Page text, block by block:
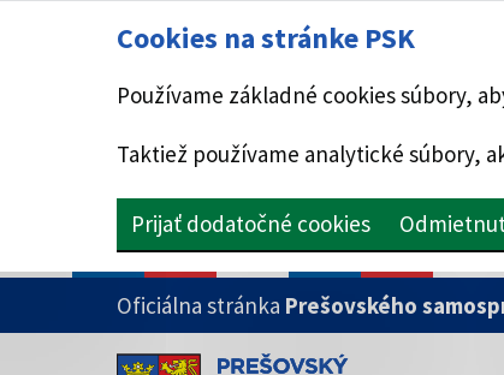
Cookies na stránke PSK
Používame základné cookies súbory,
Taktiež používame analytické súbory,
Prijať dodatočné cookies
PRESKOČIŤ NA HLAVNÝ OBSAH
Oficiálna stránka Prešovského